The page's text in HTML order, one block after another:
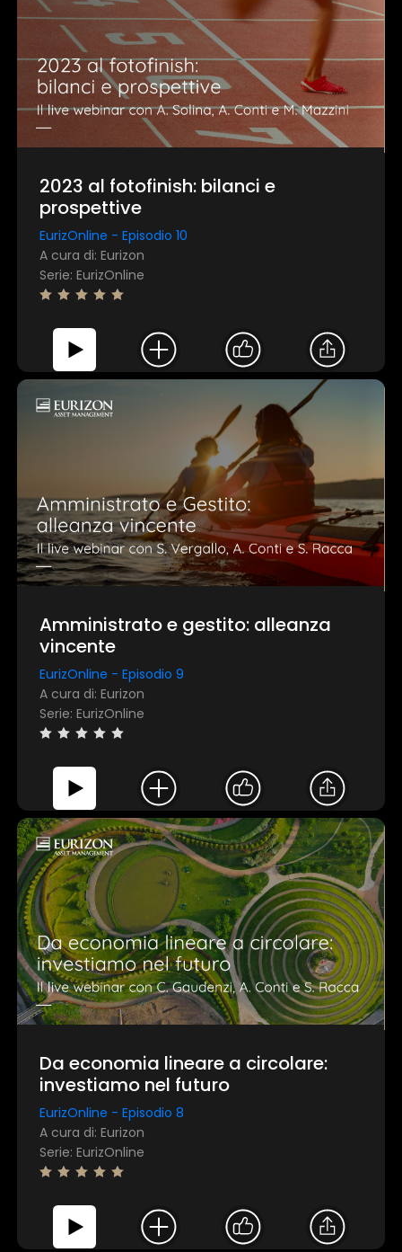
2023 al fotofinish: bilanci e
prospettive
EurizOnline - Episodio 10
A cura di: Eurizon
Serie: EurizOnline
Amministrato e gestito: alleanza
vincente
EurizOnline - Episodio 9
A cura di: Eurizon
Serie: EurizOnline
Da economia lineare a circolare:
investiamo nel futuro
EurizOnline - Episodio 8
A cura di: Eurizon
Serie: EurizOnline